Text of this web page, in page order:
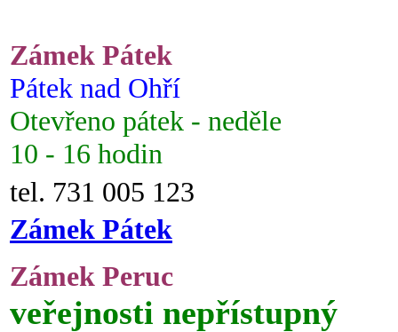
Zámek Pátek
Pátek nad Ohří
Otevřeno pátek - neděle
10 - 16 hodin
tel. 731 005 123
Zámek Pátek
Zámek Peruc
veřejnosti nepřístupný